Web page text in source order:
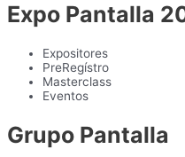
Expo Pantalla
Expositores
PreRegístro
Masterclass
Eventos
Grupo Pantalla